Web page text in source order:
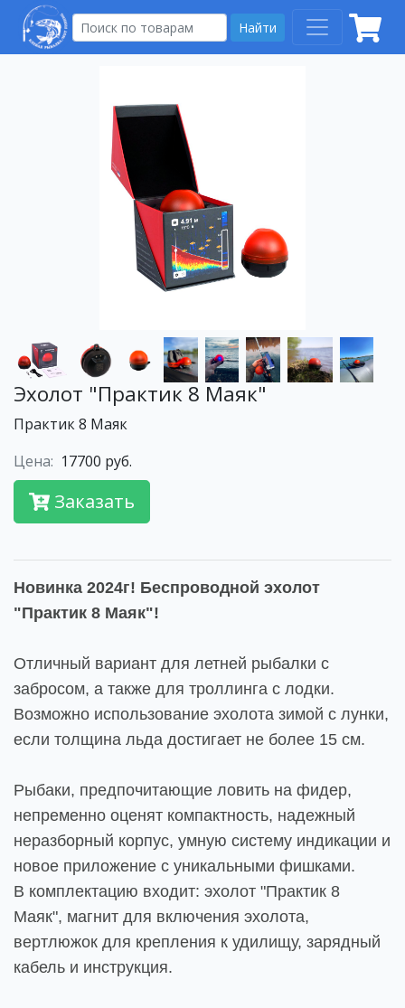
Найти
Эхолот "Практик 8 Маяк"
Практик 8 Маяк
Цена: 17700 руб.
Заказать
Новинка 2024г! Беспроводной эхолот
"Практик 8 Маяк"!
Отличный вариант для летней рыбалки с
забросом, а также для троллинга с лодки.
Возможно использование эхолота зимой с лунки,
если толщина льда достигает не более 15 см.
Рыбаки, предпочитающие ловить на фидер,
непременно оценят компактность, надежный
неразборный корпус, умную систему индикации и
новое приложение с уникальными фишками.
В комплектацию входит: эхолот "Практик 8
Маяк", магнит для включения эхолота,
вертлюжок для крепления к удилищу, зарядный
кабель и инструкция.